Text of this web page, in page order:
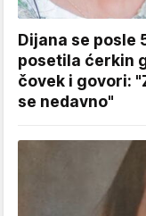
Dijana se posle
posetila ćerkin
čovek i govori:
se nedavno"